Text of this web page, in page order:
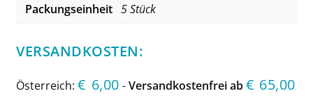
Packungseinheit 5 Stück
VERSANDKOSTEN:
Österreich: € 6,00 -Versandkostenfrei ab € 65,00